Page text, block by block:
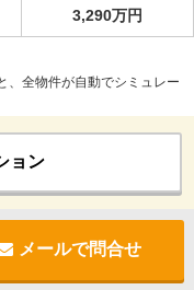
3,290万円
、全物件が自動でシミュレー
ョン
メールで問合せ